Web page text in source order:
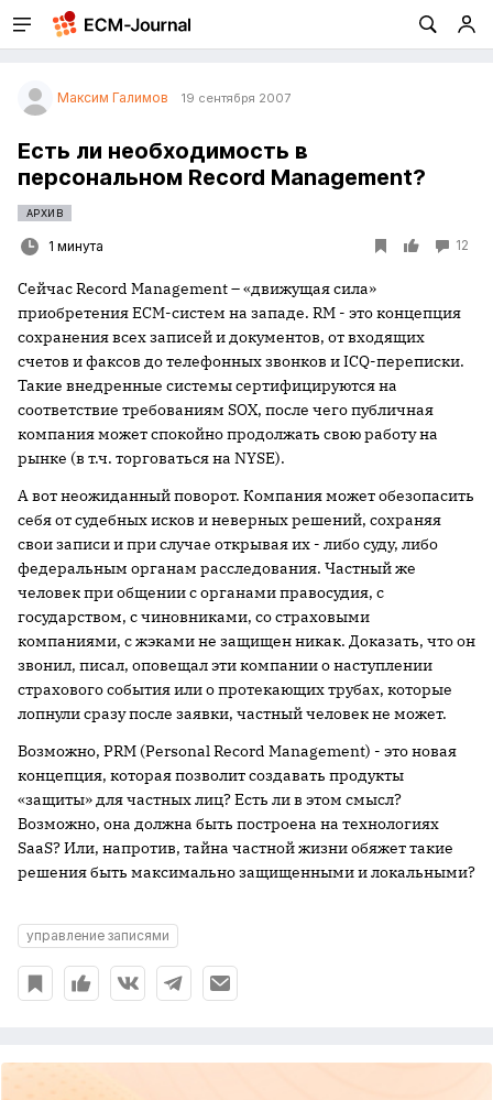
Максим Галимов 19 сентября 2007
Есть ли необходимость в
персональном Record Management?
АРХИВ
1 минута 12
Сейчас Record Management – «движущая сила»
приобретения ECM-систем на западе. RM - это концепция
сохранения всех записей и документов, от входящих
счетов и факсов до телефонных звонков и ICQ-переписки.
Такие внедренные системы сертифицируются на
соответствие требованиям SOX, после чего публичная
компания может спокойно продолжать свою работу на
рынке (в т.ч. торговаться на NYSE).
А вот неожиданный поворот. Компания может обезопасить
себя от судебных исков и неверных решений, сохраняя
свои записи и при случае открывая их - либо суду, либо
федеральным органам расследования. Частный же
человек при общении с органами правосудия, с
государством, с чиновниками, со страховыми
компаниями, с жэками не защищен никак. Доказать, что он
звонил, писал, оповещал эти компании о наступлении
страхового события или о протекающих трубах, которые
лопнули сразу после заявки, частный человек не может.
Возможно, PRM (Personal Record Management) - это новая
концепция, которая позволит создавать продукты
«защиты» для частных лиц? Есть ли в этом смысл?
Возможно, она должна быть построена на технологиях
SaaS? Или, напротив, тайна частной жизни обяжет такие
решения быть максимально защищенными и локальными?
управление записями